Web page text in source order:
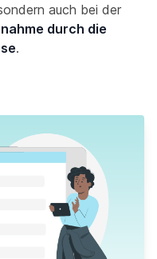
auch bei der
durch die
.